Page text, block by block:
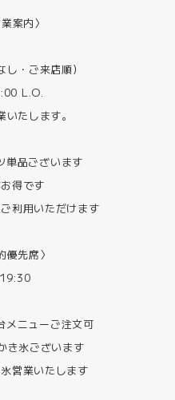
案内〉
・ご来店順）
L.O.
たします。
単品ございます
得です
利用いただけます
優先席〉
メニューご注文可
き氷ございます
営業いたします